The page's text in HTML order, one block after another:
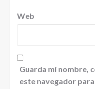
Web
Guarda mi nombre,
este navegador